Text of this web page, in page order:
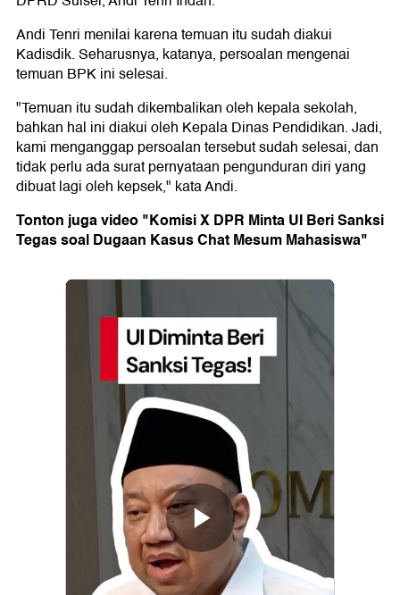
Andi Tenri menilai karena temuan itu sudah diakui
Kadisdik. Seharusnya, katanya, persoalan mengenai
temuan BPK ini selesai.
"Temuan itu sudah dikembalikan oleh kepala sekolah,
bahkan hal ini diakui oleh Kepala Dinas Pendidikan. Jadi,
kami menganggap persoalan tersebut sudah selesai, dan
tidak perlu ada surat pernyataan pengunduran diri yang
dibuat lagi oleh kepsek," kata Andi.
Tonton juga video "Komisi X DPR Minta UI Beri Sanksi
Tegas soal Dugaan Kasus Chat Mesum Mahasiswa"